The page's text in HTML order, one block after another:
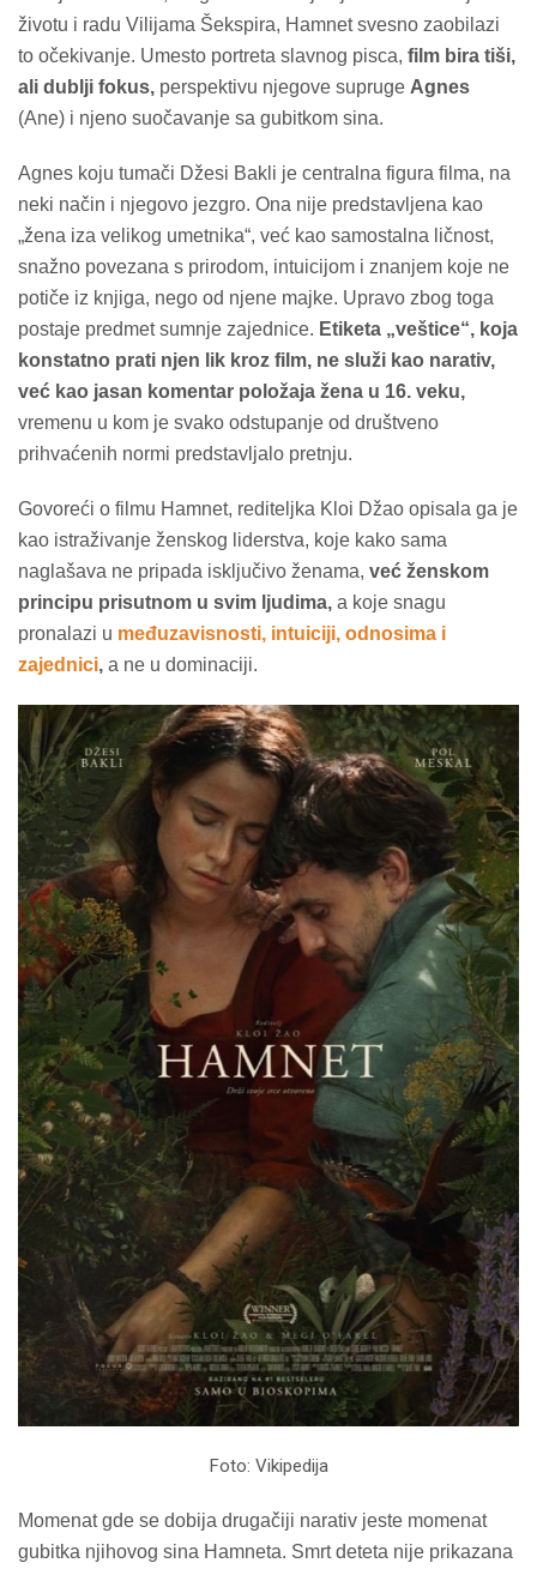
životu i radu Vilijama Šekspira, Hamnet svesno zaobilazi
to očekivanje. Umesto portreta slavnog pisca, film bira tiši,
ali dublji fokus, perspektivu njegove supruge Agnes
(Ane) i njeno suočavanje sa gubitkom sina.
Agnes koju tumači Džesi Bakli je centralna figura filma, na
neki način i njegovo jezgro. Ona nije predstavljena kao
„žena iza velikog umetnika“, već kao samostalna ličnost,
snažno povezana s prirodom, intuicijom i znanjem koje ne
potiče iz knjiga, nego od njene majke. Upravo zbog toga
postaje predmet sumnje zajednice. Etiketa „veštice“, koja
konstatno prati njen lik kroz film, ne služi kao narativ,
već kao jasan komentar položaja žena u 16. veku,
vremenu u kom je svako odstupanje od društveno
prihvaćenih normi predstavljalo pretnju.
Govoreći o filmu Hamnet, rediteljka Kloi Džao opisala ga je
kao istraživanje ženskog liderstva, koje kako sama
naglašava ne pripada isključivo ženama, već ženskom
principu prisutnom u svim ljudima, a koje snagu
pronalazi u međuzavisnosti, intuiciji, odnosima i
zajednici, a ne u dominaciji.
Foto: Vikipedija
Momenat gde se dobija drugačiji narativ jeste momenat
gubitka njihovog sina Hamneta. Smrt deteta nije prikazana